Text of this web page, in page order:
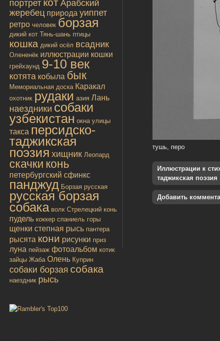
портрет
Арабский
жеребец природа уиппет
ретро человек борзая
дикий кот Тянь-шань птицы
кошка дикий осёл всадник
Олененёк иллюстрации кошки
грейхаунд 9-10 век
котята кобыла бык
Мемориальная доска Каракал
охотник рудаки азия Лань
наездники собаки
узбекистан окна улицы
такса персидско-
таджикская
поэзия хищник Леопард
скачки конь
петербургский сфинкс
панджуд Борзая русская
русская борзая
собака волк Стрелецкий конь
пудель коккер спаниель горы
щенки степная рысь пантера
рысята кони рисунки приз
луна пейзаж фотоальбом котик
зайцы Жаба Олень Куприн
собаки борзая собака
наездник рысь
тушь, перо
Иллюстрации к
таджикская поэзия
Добавить